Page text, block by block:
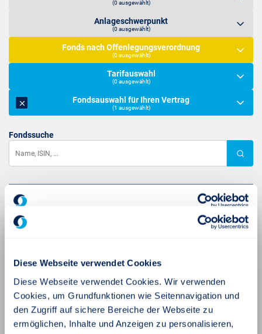
Diese Webseite verwendet Cookies
Diese Webseite verwendet Cookies. Wir verwenden
Cookies, um Grundfunktionen wie Seitennavigation und
den Zugriff auf sichere Bereiche der Webseite zu
ermöglichen, Inhalte und Anzeigen zu personalisieren,